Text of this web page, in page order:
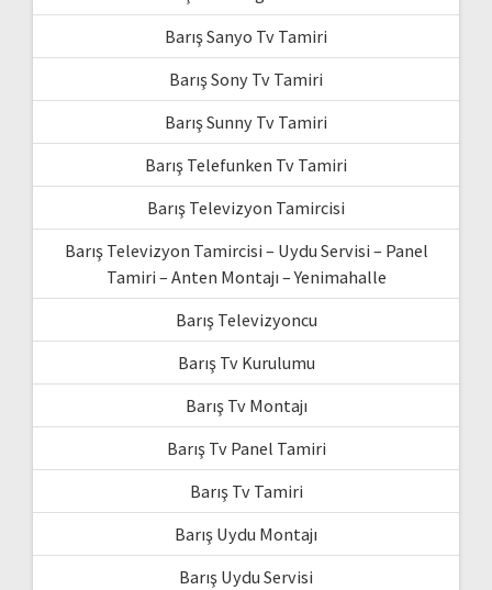
Barış Sanyo Tv Tamiri
Barış Sony Tv Tamiri
Barış Sunny Tv Tamiri
Barış Telefunken Tv Tamiri
Barış Televizyon Tamircisi
Barış Televizyon Tamircisi – Uydu Servisi – Panel
Tamiri – Anten Montajı – Yenimahalle
Barış Televizyoncu
Barış Tv Kurulumu
Barış Tv Montajı
Barış Tv Panel Tamiri
Barış Tv Tamiri
Barış Uydu Montajı
Barış Uydu Servisi